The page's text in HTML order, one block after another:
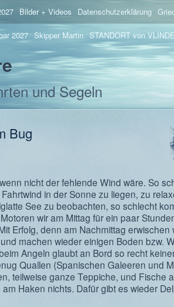
Bilder + Videos Datenschutzerklärung
2027 Skipper Martin STANDORT von
und Segeln
Bug
nicht der fehlende Wind wäre. So
in der Sonne zu liegen, zu
See zu beobachten, so schlecht
wir am Mittag für ein paar
Erfolg, denn am Nachmittag erwischen
machen wieder einigen Boden bzw.
Angeln glaubt an Bord so recht
Quallen (Spanischen Galeeren und
teilweise ganze Teppiche, und Fische
Haken nichts. Dafür gibt es wieder